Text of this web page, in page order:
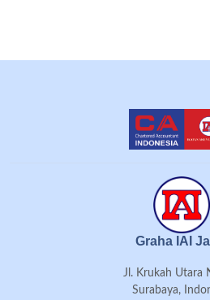
Graha IAI
Jl. Krukah Utara
Surabaya,